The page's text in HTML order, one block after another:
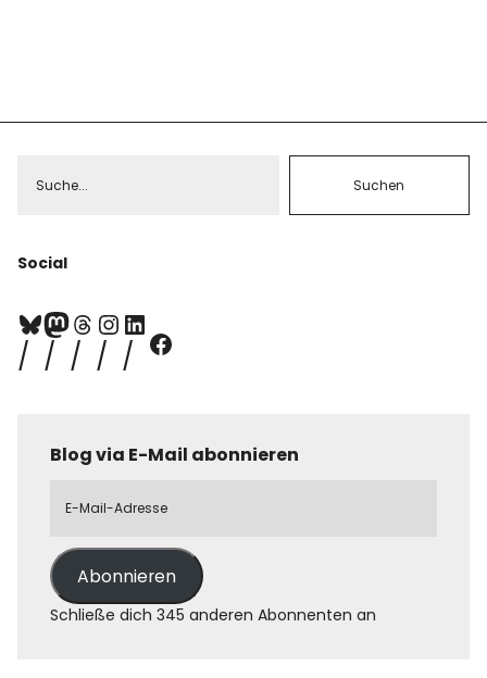
Social
Blog via E-Mail abonnieren
Abonnieren
Schließe dich 345 anderen Abonnenten an